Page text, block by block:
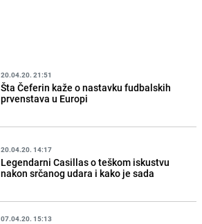
20.04.20. 21:51
Šta Čeferin kaže o nastavku fudbalskih
prvenstava u Europi
20.04.20. 14:17
Legendarni Casillas o teškom iskustvu
nakon srčanog udara i kako je sada
07.04.20. 15:13